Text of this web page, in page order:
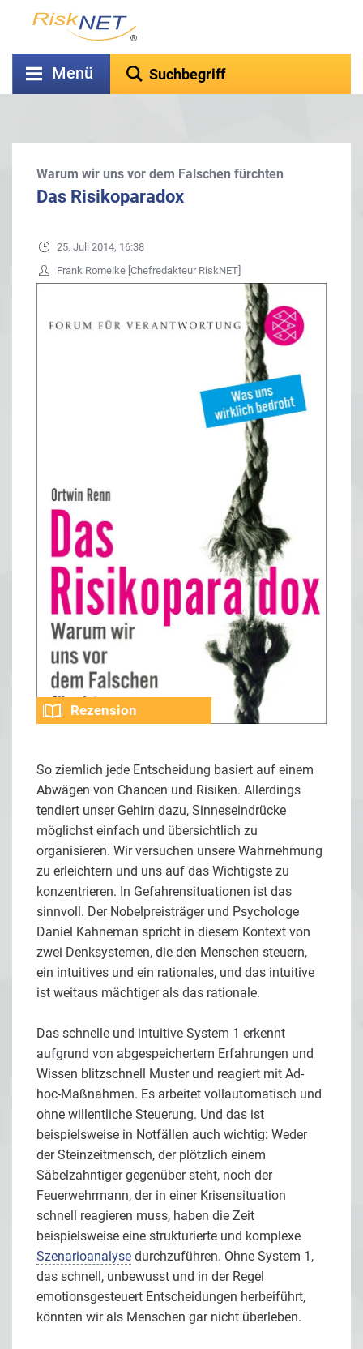
Menü
Warum wir uns vor dem Falschen fürchten
Das Risikoparadox
25. Juli 2014, 16:38
Frank Romeike [Chefredakteur RiskNET]
Rezension
So ziemlich jede Entscheidung basiert auf einem
Abwägen von Chancen und Risiken. Allerdings
tendiert unser Gehirn dazu, Sinneseindrücke
möglichst einfach und übersichtlich zu
organisieren. Wir versuchen unsere Wahrnehmung
zu erleichtern und uns auf das Wichtigste zu
konzentrieren. In Gefahrensituationen ist das
sinnvoll. Der Nobelpreisträger und Psychologe
Daniel Kahneman spricht in diesem Kontext von
zwei Denksystemen, die den Menschen steuern,
ein intuitives und ein rationales, und das intuitive
ist weitaus mächtiger als das rationale.
Das schnelle und intuitive System 1 erkennt
aufgrund von abgespeichertem Erfahrungen und
Wissen blitzschnell Muster und reagiert mit Ad-
hoc-Maßnahmen. Es arbeitet vollautomatisch und
ohne willentliche Steuerung. Und das ist
beispielsweise in Notfällen auch wichtig: Weder
der Steinzeitmensch, der plötzlich einem
Säbelzahntiger gegenüber steht, noch der
Feuerwehrmann, der in einer Krisensituation
schnell reagieren muss, haben die Zeit
beispielsweise eine strukturierte und komplexe
Szenarioanalyse durchzuführen. Ohne System 1,
das schnell, unbewusst und in der Regel
emotionsgesteuert Entscheidungen herbeiführt,
könnten wir als Menschen gar nicht überleben.